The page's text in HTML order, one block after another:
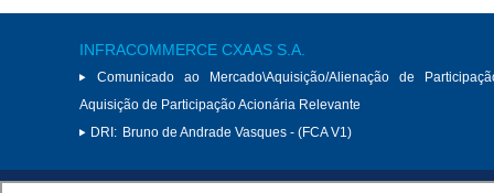
INFRACOMMERCE CXAAS S.A.
Comunicado ao Mercado\Aquisição/Alienação de
Aquisição de Participação Acionária Relevante
DRI: Bruno de Andrade Vasques - (FCA V1)